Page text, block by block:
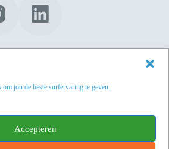
jou de beste surfervaring te geven.
Accepteren